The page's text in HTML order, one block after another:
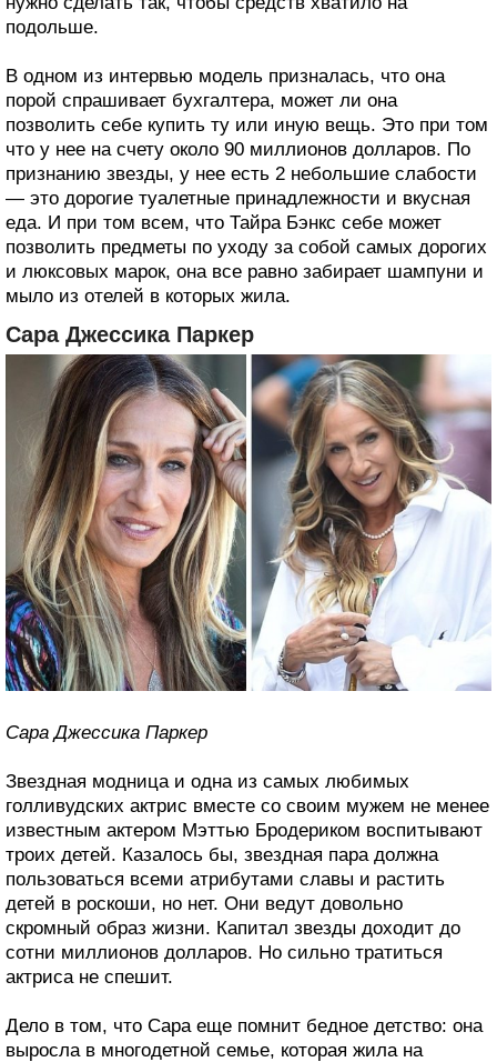
подольше.
В одном из интервью модель призналась, что она
порой спрашивает бухгалтера, может ли она
позволить себе купить ту или иную вещь. Это при том
что у нее на счету около 90 миллионов долларов. По
признанию звезды, у нее есть 2 небольшие слабости
— это дорогие туалетные принадлежности и вкусная
еда. И при том всем, что Тайра Бэнкс себе может
позволить предметы по уходу за собой самых дорогих
и люксовых марок, она все равно забирает шампуни и
мыло из отелей в которых жила.
Сара Джессика Паркер
Сара Джессика Паркер
Звездная модница и одна из самых любимых
голливудских актрис вместе со своим мужем не менее
известным актером Мэттью Бродериком воспитывают
троих детей. Казалось бы, звездная пара должна
пользоваться всеми атрибутами славы и растить
детей в роскоши, но нет. Они ведут довольно
скромный образ жизни. Капитал звезды доходит до
сотни миллионов долларов. Но сильно тратиться
актриса не спешит.
Дело в том, что Сара еще помнит бедное детство: она
выросла в многодетной семье, которая жила на